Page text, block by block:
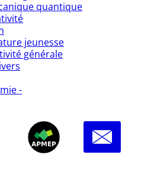
quantique
jeunesse
générale
-